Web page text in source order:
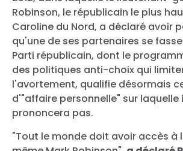
Robinson, le républicain le plus
Caroline du Nord, a déclaré avoir
qu'une de ses partenaires se
Parti républicain, dont le
des politiques anti-choix qui
l'avortement, qualifie désormais
d'"affaire personnelle" sur laquelle
prononcera pas.
"Tout le monde doit avoir accès à